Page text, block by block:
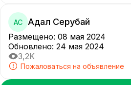
АС Адал Серубай
Размещено: 08 мая 2024
Обновлено: 24 мая 2024
3,2K
Пожаловаться на объявление